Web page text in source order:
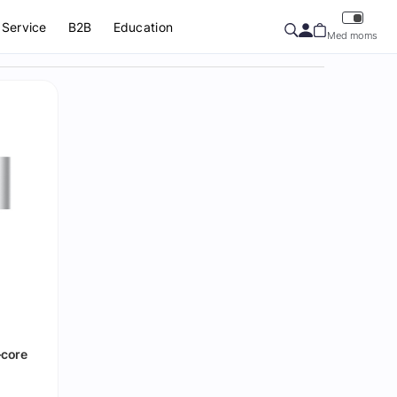
Service B2B Education
Med moms